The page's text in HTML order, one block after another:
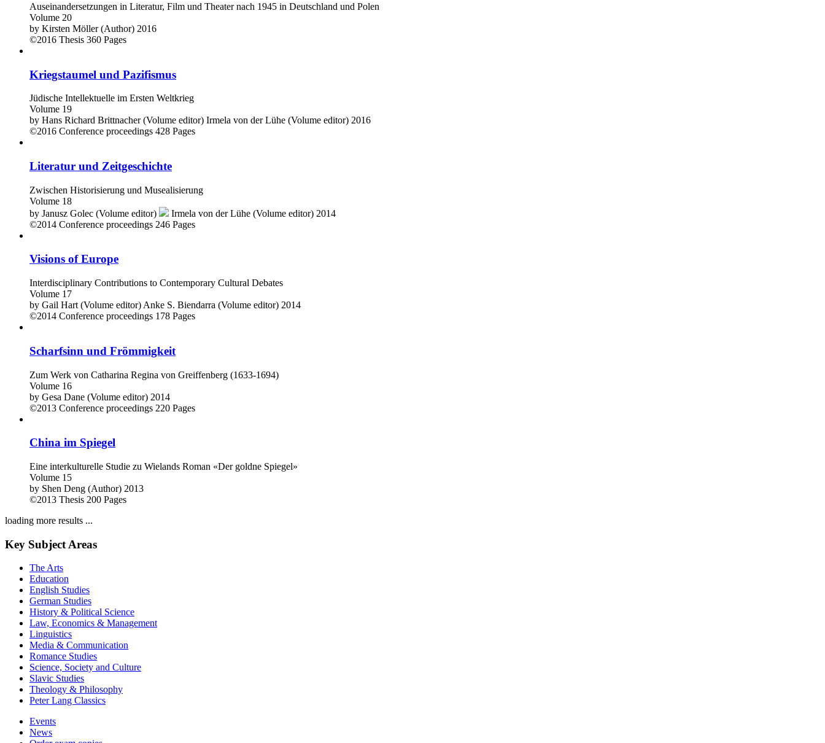
Auseinandersetzungen in Literatur, Film und Theater nach 1945 in Deutschland und Polen
Volume 20
by Kirsten Möller (Author) 2016
©2016 Thesis 360 Pages
Kriegstaumel und Pazifismus
Jüdische Intellektuelle im Ersten Weltkrieg
Volume 19
by Hans Richard Brittnacher (Volume editor) Irmela von der Lühe (Volume editor) 2016
©2016 Conference proceedings 428 Pages
Literatur und Zeitgeschichte
Zwischen Historisierung und Musealisierung
Volume 18
by Janusz Golec (Volume editor) Irmela von der Lühe (Volume editor) 2014
©2014 Conference proceedings 246 Pages
Visions of Europe
Interdisciplinary Contributions to Contemporary Cultural Debates
Volume 17
by Gail Hart (Volume editor) Anke S. Biendarra (Volume editor) 2014
©2014 Conference proceedings 178 Pages
Scharfsinn und Frömmigkeit
Zum Werk von Catharina Regina von Greiffenberg (1633-1694)
Volume 16
by Gesa Dane (Volume editor) 2014
©2013 Conference proceedings 220 Pages
China im Spiegel
Eine interkulturelle Studie zu Wielands Roman «Der goldne Spiegel»
Volume 15
by Shen Deng (Author) 2013
©2013 Thesis 200 Pages
loading more results ...
Key Subject Areas
The Arts
Education
English Studies
German Studies
History & Political Science
Law, Economics & Management
Linguistics
Media & Communication
Romance Studies
Science, Society and Culture
Slavic Studies
Theology & Philosophy
Peter Lang Classics
Events
News